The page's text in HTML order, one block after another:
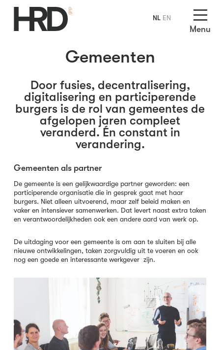
Menu
Gemeenten
Door fusies, decentralisering,
digitalisering en participerende
burgers is de rol van gemeentes de
afgelopen jaren compleet
veranderd. Én constant in
verandering.
Gemeenten als partner
De gemeente is een gelijkwaardige partner geworden: een
participerende organisatie die in gesprek gaat met haar
burgers. Niet alleen uitvoerend, maar zelf beleid maken en
vaker en intensiever samenwerken. Dat levert naast extra taken
en verantwoordelijkheden ook een andere aard van werk op.
De uitdaging voor een gemeente is om aan te sluiten bij alle
nieuwe ontwikkelingen, taken zorgvuldig uit te voeren en ook
nog een goede en interessante werkgever zijn.
NL EN